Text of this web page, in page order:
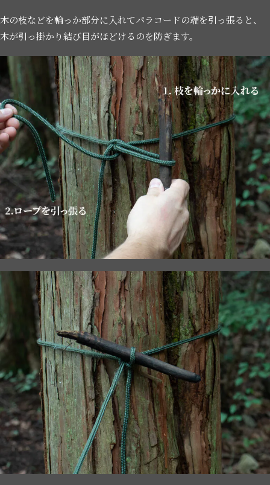
木の枝などを輪っか部分に入れてパラコードの端を引っ張ると、
木が引っ掛かり結び目がほどけるのを防ぎます。